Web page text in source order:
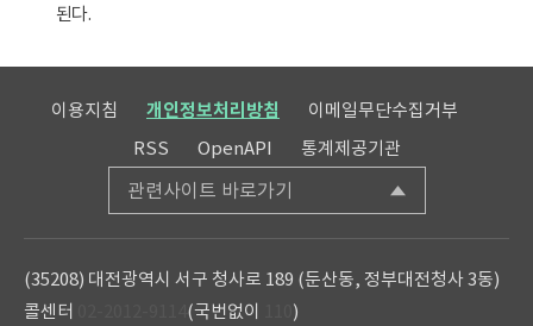
된다.
이용지침 개인정보처리방침
이메일무단수집거부
RSS
OpenAPI 통계제공기관
관련사이트 바로가기
(35208) 대전광역시 서구 청사로 189 (둔산동, 정부대전청사 3동)
콜센터
(국번없이 )